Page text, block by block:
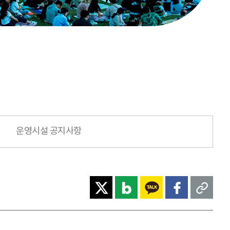
운영시설 공지사항